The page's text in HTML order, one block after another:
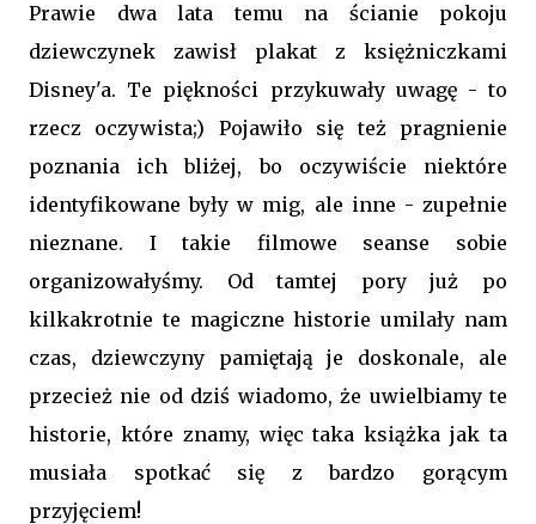
Prawie dwa lata temu na ścianie pokoju
dziewczynek zawisł plakat z księżniczkami
Disney'a. Te piękności przykuwały uwagę - to
rzecz oczywista;) Pojawiło się też pragnienie
poznania ich bliżej, bo oczywiście niektóre
identyfikowane były w mig, ale inne - zupełnie
nieznane. I takie filmowe seanse sobie
organizowałyśmy. Od tamtej pory już po
kilkakrotnie te magiczne historie umilały nam
czas, dziewczyny pamiętają je doskonale, ale
przecież nie od dziś wiadomo, że uwielbiamy te
historie, które znamy, więc taka książka jak ta
musiała spotkać się z bardzo gorącym
przyjęciem!